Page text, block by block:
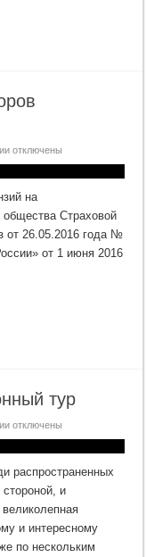
к
фингаранта
70
туроператоров
приостановлена
лицензия
отключены
на
общества Страховой
26.05.2016 года №
от 1 июня 2016
тур
к
причин
экскурсионный
тур
отключены
распространенных
и
и интересному
по нескольким